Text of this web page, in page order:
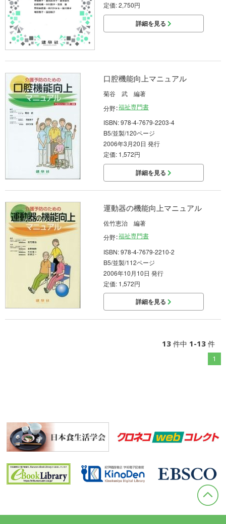
定価: 2,750円
詳細を見る
口腔機能向上マニュアル
菊谷 武 編著
分野：福祉専門書
ISBN: 978-4-7679-2203-4
B5/並製/120ページ
2006年3月20日 発行
定価: 1,572円
詳細を見る
運動器の機能向上マニュアル
佐竹恵治 編著
分野：福祉専門書
ISBN: 978-4-7679-2210-2
B5/並製/112ページ
2006年10月10日 発行
定価: 1,572円
詳細を見る
13件中 1-13件
1